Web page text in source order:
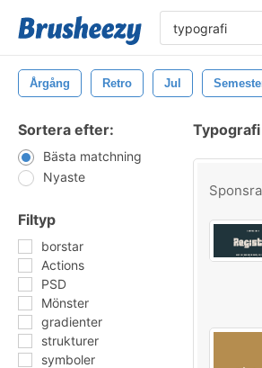
Årgång Retro Jul
Sortera efter:
Bästa matchning
Nyaste
Filtyp
borstar
Actions
PSD
Mönster
gradienter
strukturer
symboler